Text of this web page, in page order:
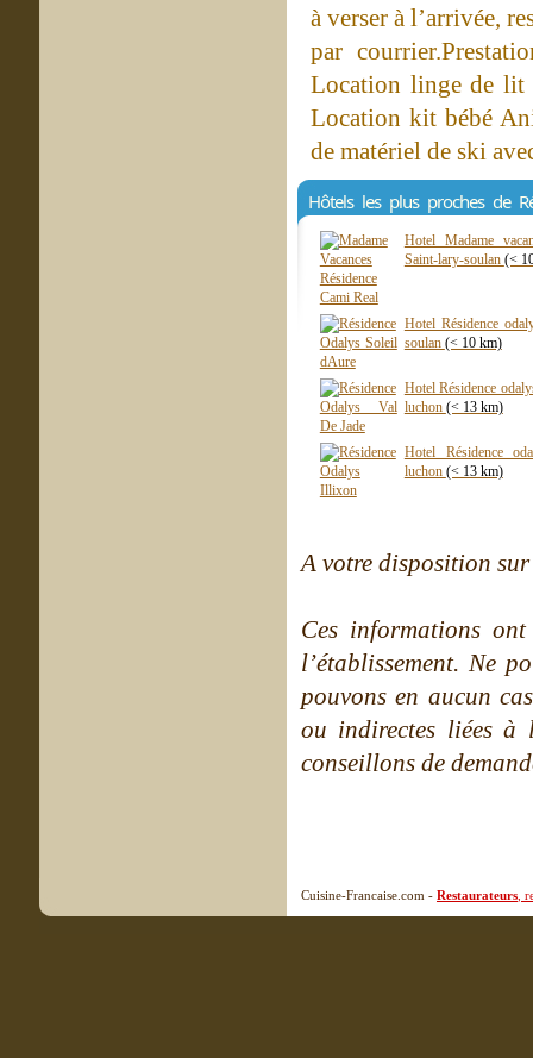
à verser à l’arrivée,
par
Location linge de lit
Location kit bébé
de matériel de ski
Hôtels les plus proches de
Hotel Madame
Saint-lary-soulan (<
Hotel Résidence
soulan (< 10 km)
Hotel Résidence
luchon (< 13 km)
Hotel Résidence
luchon (< 13 km)
A votre disposition
Ces informations
l’établissement. Ne
pouvons en aucun
ou indirectes liées à
conseillons de
Cuisine-Francaise.com - Restaurateurs ,